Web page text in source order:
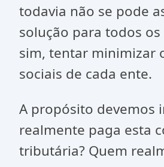
todavia não se pode
solução para todos os
sim, tentar minimizar
sociais de cada ente.
A propósito devemos
realmente paga esta
tributária? Quem